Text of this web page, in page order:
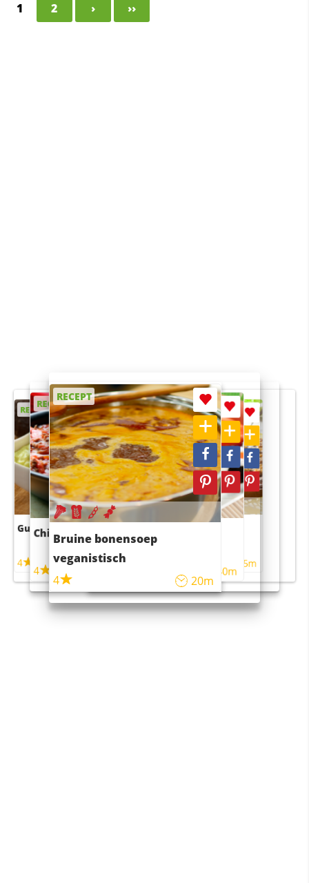
1 2 › ››
RECEPT
Guacamole
4
RECEPT
Chili con carne
4 45m
RECEPT
Bruine bonensoep
veganistisch
4
20m
RECEPT
Sushi rijstsalade
maaltijdsalade
40m
RECEPT
4 55m